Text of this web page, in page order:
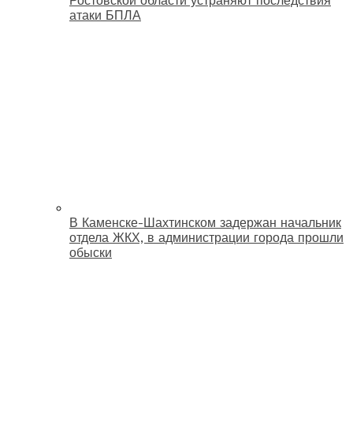
атаки БПЛА
В Каменске-Шахтинском задержан начальник
отдела ЖКХ, в администрации города прошли
обыски